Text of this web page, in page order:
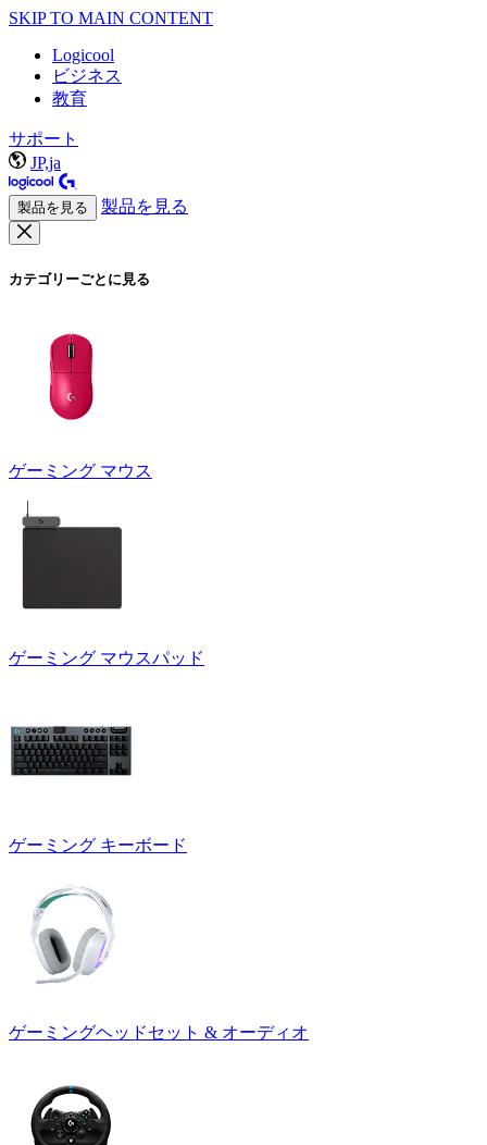
SKIP TO MAIN CONTENT
Logicool
ビジネス
教育
サポート
JP,ja
製品を見る 製品を見る
カテゴリーごとに見る
ゲーミング マウス
ゲーミング マウスパッド
ゲーミング キーボード
ゲーミングヘッドセット & オーディオ